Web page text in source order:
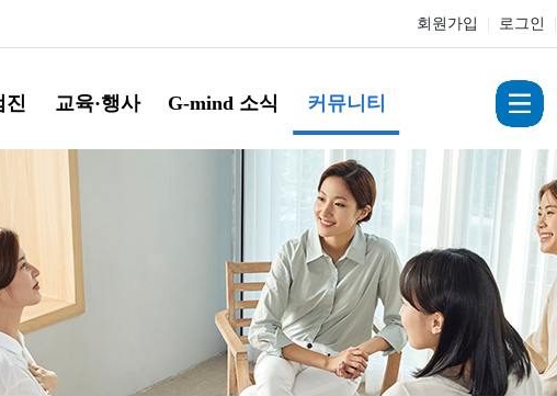
회원가입 로그인
진 교육·행사 G-mind 소식 커뮤니티